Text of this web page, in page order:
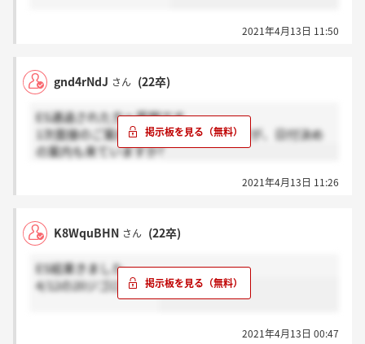
2021年4月13日 11:50
gnd4rNdJ さん (22卒)
ES通過された方へ質問です。
1次面接のご案内が来てると思うのですが、日付決め
の案内も来ていますか?
2021年4月13日 11:26
K8WquBHN さん (22卒)
ES結果きました。
4/12の20ジゴロですね
2021年4月13日 00:47